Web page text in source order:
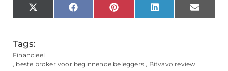
X
(Twitter)
FacebookPinterestLinkedInEmail
Tags:
Financieel
, beste broker voor beginnende beleggers , Bitvavo review